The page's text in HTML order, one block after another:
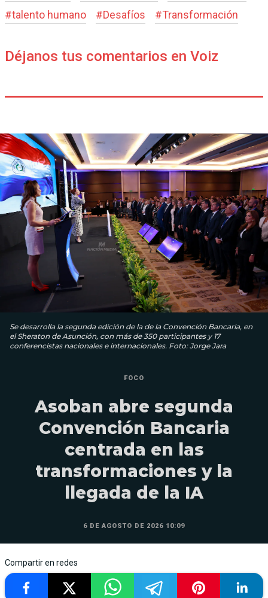
#talento humano #Desafíos #Transformación
Déjanos tus comentarios en Voiz
Se desarrolla la segunda edición de la de la Convención Bancaria, en
el Sheraton de Asunción, con más de 350 participantes y 17
conferencistas nacionales e internacionales. Foto: Jorge Jara
FOCO
Asoban abre segunda
Convención Bancaria
centrada en las
transformaciones y la
llegada de la IA
6 DE AGOSTO DE 2026 10:09
Compartir en redes